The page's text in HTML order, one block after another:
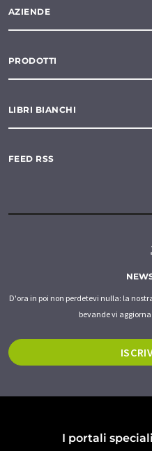
AZIENDE
PRODOTTI
LIBRI BIANCHI
FEED RSS
D'ora in poi non perdetevi nulla: la
bevande vi
I portali